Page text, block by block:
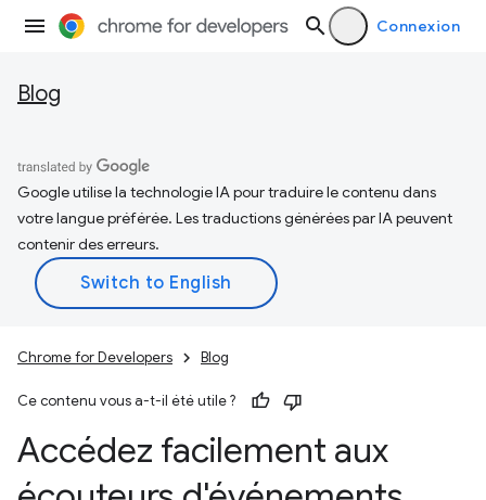
Connexion
Blog
Google utilise la technologie IA pour traduire le contenu dans
votre langue préférée. Les traductions générées par IA peuvent
contenir des erreurs.
Chrome for Developers Blog
Ce contenu vous a-t-il été utile ?
Accédez facilement aux